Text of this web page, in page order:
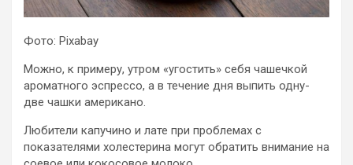
Фото: Pixabay
Можно, к примеру, утром «угостить» себя чашечкой
ароматного эспрессо, а в течение дня выпить одну-
две чашки американо.
Любители капучино и лате при проблемах с
показателями холестерина могут обратить внимание на